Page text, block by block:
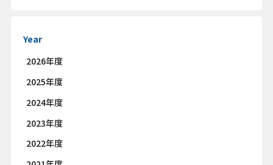
Year
2026年度
2025年度
2024年度
2023年度
2022年度